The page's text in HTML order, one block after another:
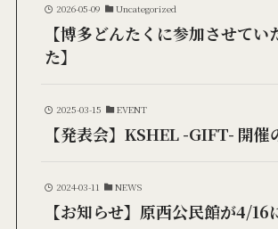
2026-05-09 Uncategorized
【博多どんたくに参加させてい
た】
2025-03-15 EVENT
【発表会】KSHEL -GIFT- 開催
2024-03-11 NEWS
【お知らせ】原西公民館が4/16